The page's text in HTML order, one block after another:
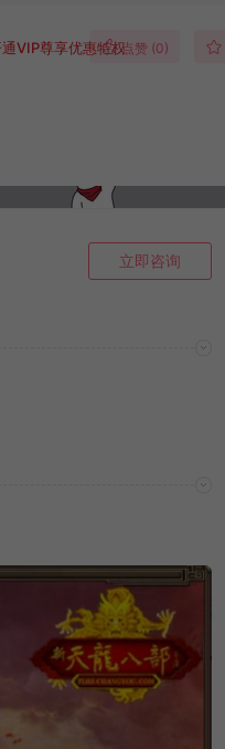
VIP尊享优惠特权点赞 (0)
立即咨询